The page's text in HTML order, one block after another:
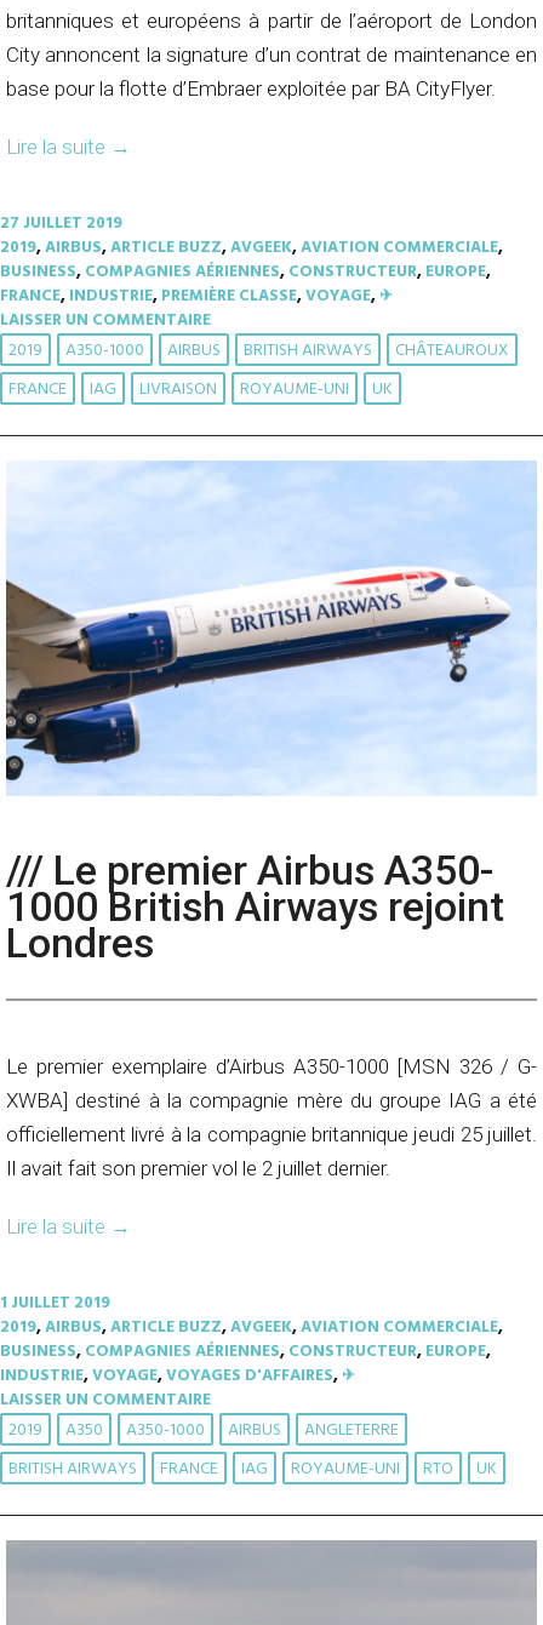
britanniques et européens à partir de l’aéroport de London
City annoncent la signature d’un contrat de maintenance en
base pour la flotte d’Embraer exploitée par BA CityFlyer.
Lire la suite →
27 JUILLET 2019
2019,AIRBUS,ARTICLE BUZZ,AVGEEK,AVIATION COMMERCIALE,
BUSINESS,COMPAGNIES AÉRIENNES,CONSTRUCTEUR,EUROPE,
FRANCE,INDUSTRIE,PREMIÈRE CLASSE,VOYAGE,✈︎
LAISSER UN COMMENTAIRE
2019 A350-1000 AIRBUS BRITISH AIRWAYS
CHÂTEAUROUX
FRANCE
IAG LIVRAISON ROYAUME-UNI UK
/// Le premier Airbus A350-
1000 British Airways rejoint
Londres
Le premier exemplaire d’Airbus A350-1000 [MSN 326 / G-
XWBA] destiné à la compagnie mère du groupe IAG a été
officiellement livré à la compagnie britannique jeudi 25 juillet.
Il avait fait son premier vol le 2 juillet dernier.
Lire la suite →
1 JUILLET 2019
2019,AIRBUS,ARTICLE BUZZ,AVGEEK,AVIATION COMMERCIALE,
BUSINESS,COMPAGNIES AÉRIENNES,CONSTRUCTEUR,EUROPE,
INDUSTRIE,VOYAGE,VOYAGES D'AFFAIRES,✈︎
LAISSER UN COMMENTAIRE
2019 A350 A350-1000 AIRBUS
ANGLETERRE
BRITISH AIRWAYS
FRANCE IAG ROYAUME-UNI RTO UK